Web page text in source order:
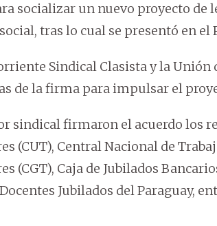
socializar un nuevo proyecto de
tras lo cual se presentó en el
Sindical Clasista y la Unión
de la firma para impulsar el
sindical firmaron el acuerdo los
(CUT), Central Nacional de
(CGT), Caja de Jubilados
Jubilados del Paraguay,